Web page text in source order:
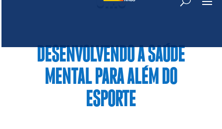
DESENVOLVENDO A SAÚDE
MENTAL PARA ALÉM DO
ESPORTE